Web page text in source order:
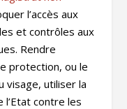
l’accès aux
et contrôles aux
Rendre
protection, ou le
visage, utiliser la
l’Etat contre les